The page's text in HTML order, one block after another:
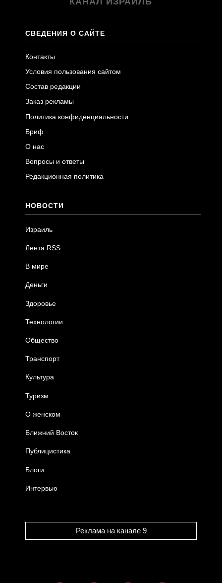
СВЕДЕНИЯ О САЙТЕ
Контакты
Условия пользования сайтом
Состав редакции
Заказ рекламы
Политика конфиденциальности
Бриф
О нас
Вопросы и ответы
Редакционная политика
НОВОСТИ
Израиль
Лента RSS
В мире
Деньги
Здоровье
Технологии
Общество
Транспорт
Культура
Туризм
О женском
Ближний Восток
Публицистика
Блоги
Интервью
Реклама на канале 9